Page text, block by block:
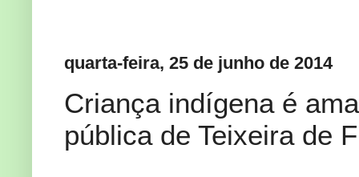
quarta-feira, 25 de junho de 2014
Criança indígena é
pública de Teixeira de